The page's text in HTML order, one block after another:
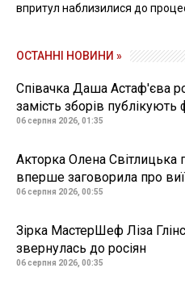
впритул наблизилися до
ОСТАННІ НОВИНИ »
Співачка Даша Астаф'єва
замість зборів публікують
06 серпня 2026, 01:35
Акторка Олена Світлицька
вперше заговорила про
06 серпня 2026, 00:55
Зірка МастерШеф Ліза
звернулась до росіян
06 серпня 2026, 00:35